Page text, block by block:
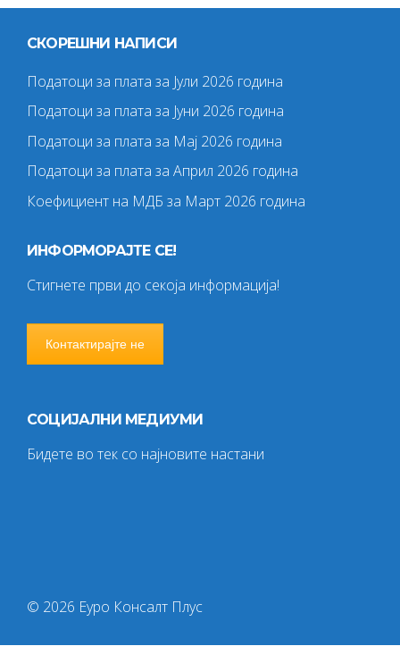
СКОРЕШНИ НАПИСИ
Податоци за плата за Јули 2026 година
Податоци за плата за Јуни 2026 година
Податоци за плата за Мај 2026 година
Податоци за плата за Април 2026 година
Коефициент на МДБ за Март 2026 година
ИНФОРМОРАЈТЕ СЕ!
Стигнете први до секоја информација!
Контактирајте не
СОЦИЈАЛНИ МЕДИУМИ
Бидете во тек со најновите настани
© 2026 Еуро Консалт Плус